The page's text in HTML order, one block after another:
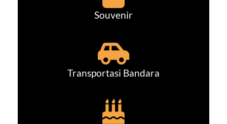
Souvenir
Transportasi Bandara